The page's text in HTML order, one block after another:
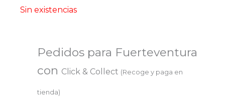
Sin existencias
Pedidos para Fuerteventura
con Click & Collect (Recoge y paga en
tienda)